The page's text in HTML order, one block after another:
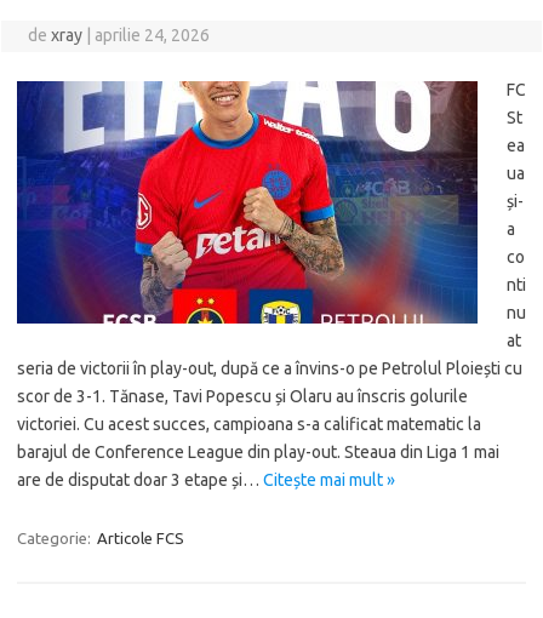
de xray aprilie 24, 2026
FC
St
ea
ua
și-
a
co
nti
nu
at
seria de victorii în play-out, după ce a învins-o pe Petrolul Ploiești cu
scor de 3-1. Tănase, Tavi Popescu și Olaru au înscris golurile
victoriei. Cu acest succes, campioana s-a calificat matematic la
barajul de Conference League din play-out. Steaua din Liga 1 mai
are de disputat doar 3 etape și… Citește mai mult »
Categorie: Articole FCS